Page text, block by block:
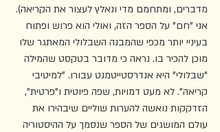
מדברים, ומתחמם מדי ונאלץ לעצור את הקריאה).
אני "חם" על הספר הזה, ואולי הוא פרוש ופתוח
בעיניי יותר מכפי שהמבנה השבלולי המאתגר שלו
מוכן להכיר בו. נראה כי מדובר בטקסט שהמילה
"שבלולי" היא אנדרסטייטמנט עבורו. "למיטיבי
קריאה". לא מעט דמויות, שפה פיוטית ו"פרטית",
הזדקקות נואשה להערות שוליים שיבהירו את
עולם המושגים של הספר שנסמך על ההיסטוריה